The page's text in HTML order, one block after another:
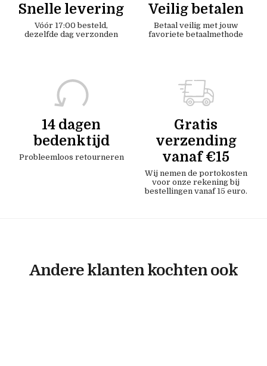
Snelle levering
Vóór 17:00 besteld,
dezelfde dag verzonden
Veilig betalen
Betaal veilig met jouw
favoriete betaalmethode
14 dagen
bedenktijd
Probleemloos retourneren
Gratis
verzending
vanaf €15
Wij nemen de portokosten
voor onze rekening bij
bestellingen vanaf 15 euro.
Andere klanten kochten ook